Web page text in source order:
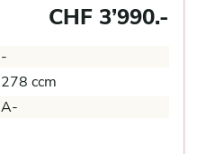
CHF 3’990.-
-
278 ccm
A-